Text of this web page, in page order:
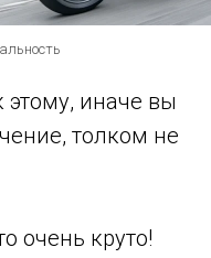
иначе вы
толком не
очень круто!